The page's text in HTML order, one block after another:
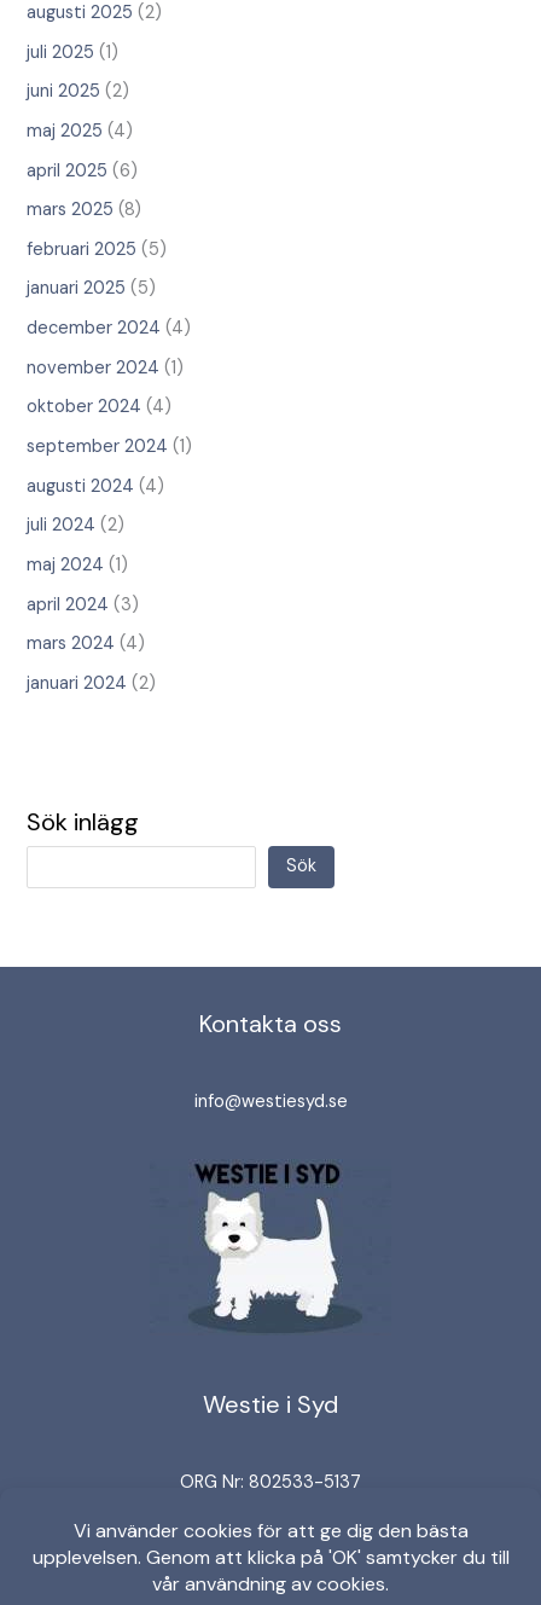
augusti 2025 (2)
juli 2025 (1)
juni 2025 (2)
maj 2025 (4)
april 2025 (6)
mars 2025 (8)
februari 2025 (5)
januari 2025 (5)
december 2024 (4)
november 2024 (1)
oktober 2024 (4)
september 2024 (1)
augusti 2024 (4)
juli 2024 (2)
maj 2024 (1)
april 2024 (3)
mars 2024 (4)
januari 2024 (2)
Sök inlägg
Sök
Kontakta oss
info@westiesyd.se
Westie i Syd
ORG Nr: 802533-5137
Swish: 123 152 42 97